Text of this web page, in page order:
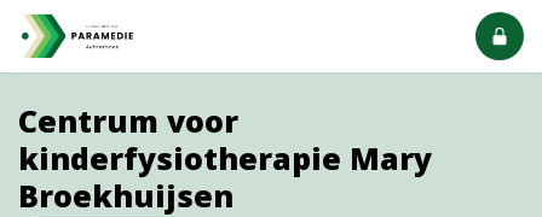
Centrum voor
kinderfysiotherapie Mary
Broekhuijsen